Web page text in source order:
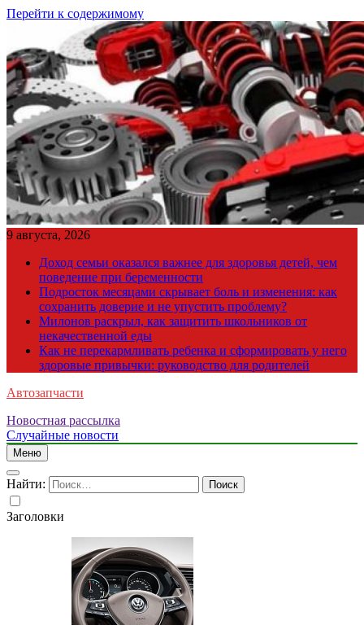
Перейти к содержимому
9 августа, 2026
Доход семьи оказался важнее для здоровья детей, чем
поведение при беременности
Подросток месяцами скрывает боль и изменения: как
сохранить доверие и не упустить проблему?
Милонов раскрыл, как защитить школьников от
некачественной еды
Как не перекармливать ребенка и сформировать у него
здоровые привычки: руководство для родителей
Автозапчасти
Новостная рассылка
Случайные новости
Меню
Найти:
Заголовки